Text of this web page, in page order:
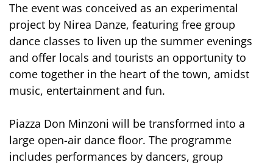
The event was conceived as an experimental
project by Nirea Danze, featuring free group
dance classes to liven up the summer evenings
and offer locals and tourists an opportunity to
come together in the heart of the town, amidst
music, entertainment and fun.
Piazza Don Minzoni will be transformed into a
large open-air dance floor. The programme
includes performances by dancers, group